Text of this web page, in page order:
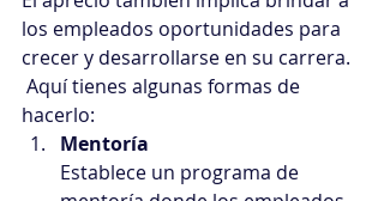
los empleados oportunidades para
crecer y desarrollarse en su carrera.
hacerlo:
Mentoría
Establece un programa de